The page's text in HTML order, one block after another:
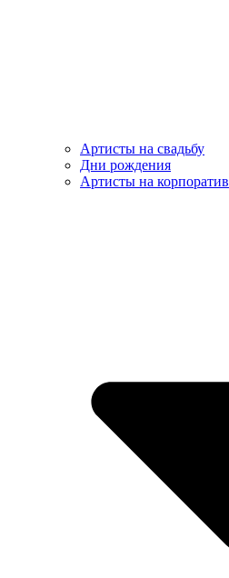
Артисты на свадьбу
Дни рождения
Артисты на корпоратив